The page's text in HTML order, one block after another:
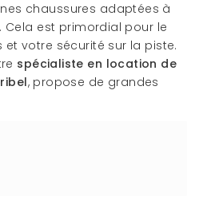
chaussures adaptées à
Cela est primordial pour le
votre sécurité sur la piste.
spécialiste en location de
, propose de grandes